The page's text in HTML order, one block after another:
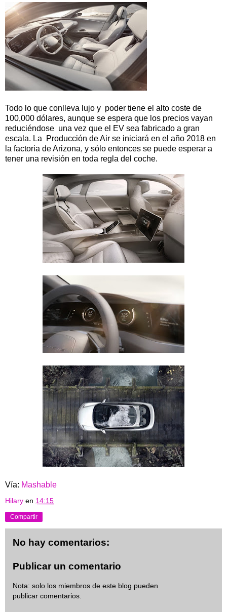
Todo lo que conlleva lujo y poder tiene el alto coste de
100,000 dólares, aunque se espera que los precios vayan
reduciéndose una vez que el EV sea fabricado a gran
escala. La Producción de Air se iniciará en el año 2018 en
la factoria de Arizona, y sólo entonces se puede esperar a
tener una revisión en toda regla del coche.
Vía: Mashable
Hilary en 14:15
Compartir
No hay comentarios:
Publicar un comentario
Nota: solo los miembros de este blog pueden
publicar comentarios.